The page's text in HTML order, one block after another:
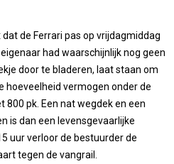
de Ferrari pas op vrijdagmiddag
had waarschijnlijk nog geen
door te bladeren, laat staan om
hoeveelheid vermogen onder de
800 pk. Een nat wegdek en een
is dan een levensgevaarlijke
uur verloor de bestuurder de
tegen de vangrail.